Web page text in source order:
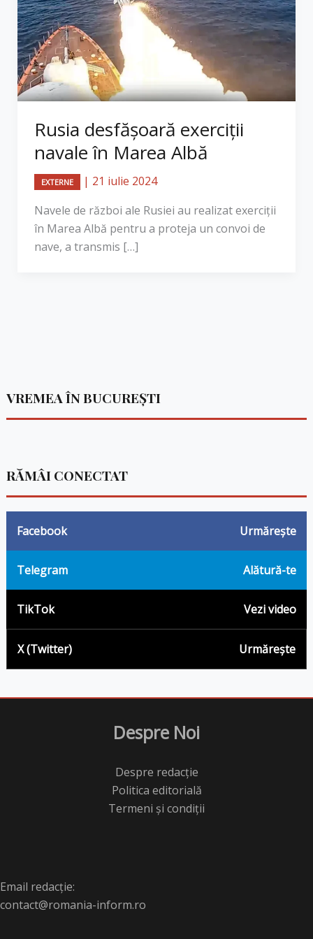
Rusia desfășoară exerciții
navale în Marea Albă
EXTERNE | 21 iulie 2024
Navele de război ale Rusiei au realizat exerciții
în Marea Albă pentru a proteja un convoi de
nave, a transmis […]
VREMEA ÎN BUCUREȘTI
RĂMÂI CONECTAT
Facebook Urmărește
Telegram Alătură-te
TikTok Vezi video
X (Twitter) Urmărește
Despre Noi
Despre redacție
Politica editorială
Termeni și condiții
Email redacție:
contact@romania-inform.ro